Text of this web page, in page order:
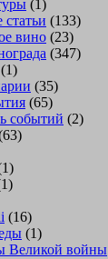
(1)
(133)
вино (23)
(347)
(1)
(35)
(65)
событий (2)
(16)
(1)
Великой войны